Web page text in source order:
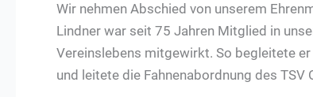
KURABU
Wir nehmen Abschied von unserem
Lindner war seit 75 Jahren Mitglied in
Vereinslebens mitgewirkt. So begleitete
und leitete die Fahnenabordnung des